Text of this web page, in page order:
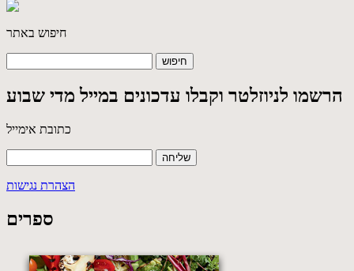
חיפוש באתר
הרשמו לניוזלטר וקבלו עדכונים במייל מדי שבוע
כתובת אימייל
הצהרת נגישות
ספרים